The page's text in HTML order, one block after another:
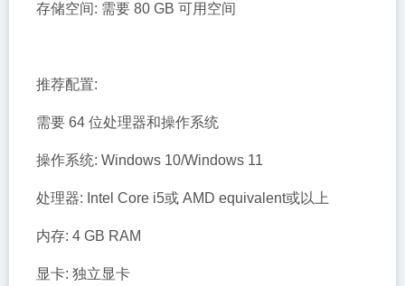
存储空间: 需要 80 GB 可用空间
推荐配置:
需要 64 位处理器和操作系统
操作系统: Windows 10/Windows 11
处理器: Intel Core i5或 AMD equivalent或以上
内存: 4 GB RAM
显卡: 独立显卡